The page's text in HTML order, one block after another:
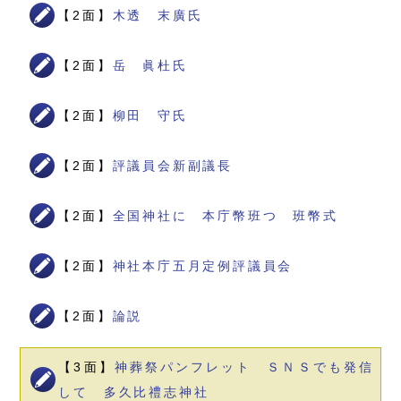
【2面】 木透 末廣氏
【2面】 岳 眞杜氏
【2面】 柳田 守氏
【2面】 評議員会新副議長
【2面】 全国神社に 本庁幣班つ 班幣式
【2面】 神社本庁五月定例評議員会
【2面】 論説
【3面】 神葬祭パンフレット ＳＮＳでも発信
して 多久比禮志神社